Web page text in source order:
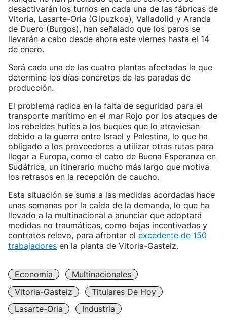
desactivarán los turnos en cada una de las fábricas de
Vitoria, Lasarte-Oria (Gipuzkoa), Valladolid y Aranda
de Duero (Burgos), han señalado que los paros se
llevarán a cabo desde ahora este viernes hasta el 14
de enero.
Será cada una de las cuatro plantas afectadas la que
determine los días concretos de las paradas de
producción.
El problema radica en la falta de seguridad para el
transporte marítimo en el mar Rojo por los ataques de
los rebeldes hutíes a los buques que lo atraviesan
debido a la guerra entre Israel y Palestina, lo que ha
obligado a los proveedores a utilizar otras rutas para
llegar a Europa, como el cabo de Buena Esperanza en
Sudáfrica, un itinerario mucho más largo que motiva
los retrasos en la recepción de caucho.
Esta situación se suma a las medidas acordadas hace
unas semanas por la caída de la demanda, lo que ha
llevado a la multinacional a anunciar que adoptará
medidas no traumáticas, como bajas incentivadas y
contratos relevo, para afrontar el excedente de 150
trabajadores en la planta de Vitoria-Gasteiz.
Economía
Multinacionales
Vitoria-Gasteiz
Titulares De Hoy
Lasarte-Oria
Industria